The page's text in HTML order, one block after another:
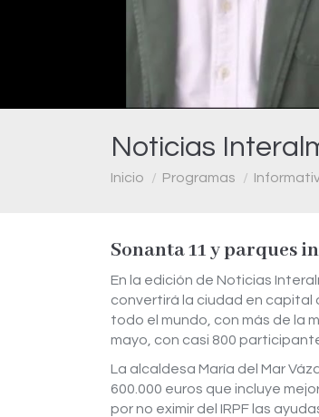
Noticias
Estás aquí:
Inicio Programas
Sonanta 11 y parques
En la edición de Noticias
convertirá la ciudad en capital
todo el mundo, con más de la
mayo, con casi 800
La alcaldesa María del Mar
600.000 euros que incluye
por no eximir del IRPF las